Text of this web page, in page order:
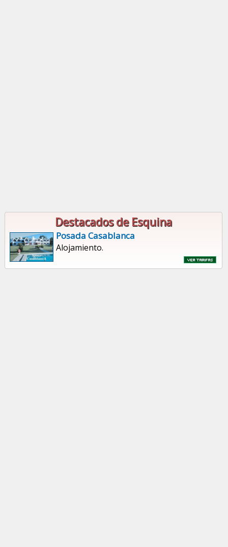
Destacados de Esquina
Posada Casablanca
Alojamiento.